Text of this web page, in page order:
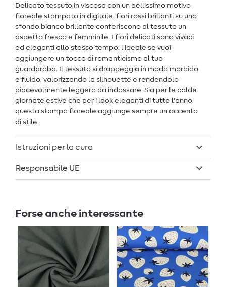
Delicato tessuto in viscosa con un bellissimo motivo
floreale stampato in digitale: fiori rossi brillanti su uno
sfondo bianco brillante conferiscono al tessuto un
aspetto fresco e femminile. I fiori delicati sono vivaci
ed eleganti allo stesso tempo: l'ideale se vuoi
aggiungere un tocco di romanticismo al tuo
guardaroba. Il tessuto si drappeggia in modo morbido
e fluido, valorizzando la silhouette e rendendolo
piacevolmente leggero da indossare. Sia per le calde
giornate estive che per i look eleganti di tutto l'anno,
questa stampa floreale aggiunge sempre un accento
di stile.
Istruzioni per la cura
Responsabile UE
Forse anche interessante